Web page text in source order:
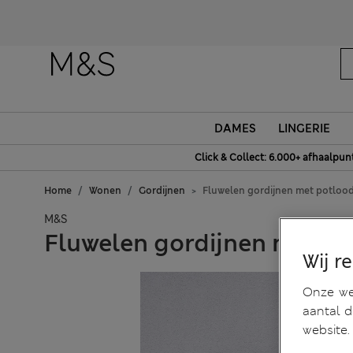
DAMES LINGERIE
Click & Collect: 6.000+
Home Wonen Gordijnen Fluwelen gordijnen met
M&S
Fluwelen gordijnen met
Wij
Onze
aantal